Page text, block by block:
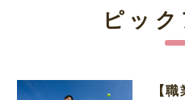
ピッ
【